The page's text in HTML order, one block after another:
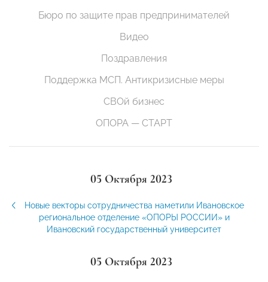
Бюро по защите прав предпринимателей
Видео
Поздравления
Поддержка МСП. Антикризисные меры
СВОй бизнес
ОПОРА — СТАРТ
05 Октября 2023
Новые векторы сотрудничества наметили Ивановское
региональное отделение «ОПОРЫ РОССИИ» и
Ивановский государственный университет
05 Октября 2023